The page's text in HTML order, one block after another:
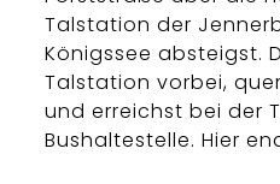
Talstation der
Königssee absteigst.
Talstation vorbei,
und erreichst bei der
Bushaltestelle. Hier